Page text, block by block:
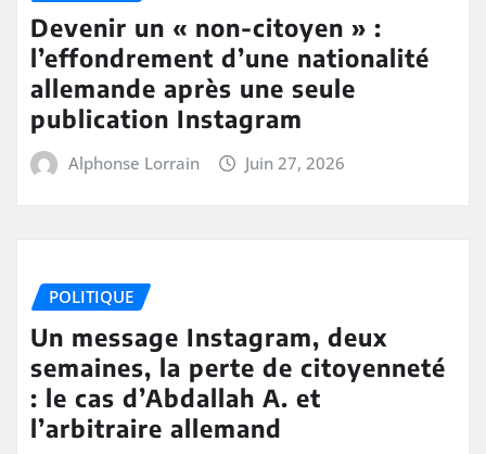
Devenir un « non-citoyen » :
l’effondrement d’une nationalité
allemande après une seule
publication Instagram
Alphonse Lorrain Juin 27, 2026
POLITIQUE
Un message Instagram, deux
semaines, la perte de citoyenneté
: le cas d’Abdallah A. et
l’arbitraire allemand